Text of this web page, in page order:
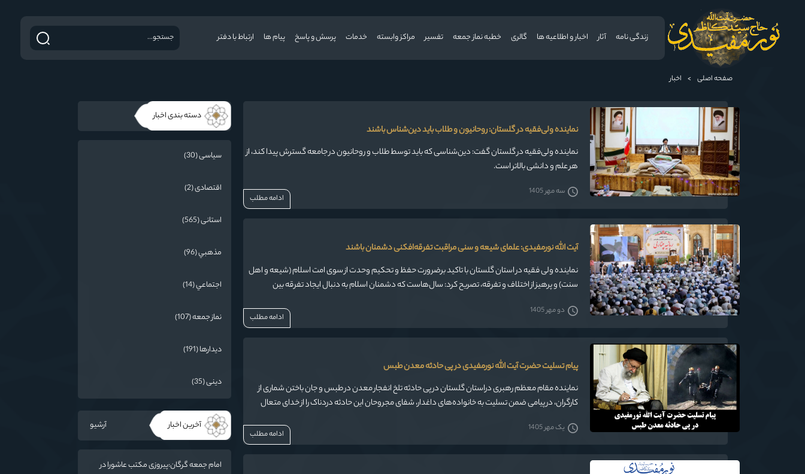
زندگی نامه آثار اخبار و اطلاعیه ها گالری خطبه نماز جمعه تفسیر مراکز وابسته خدمات پرسش و پاسخ پیام ها ارتباط با دفتر
صفحه اصلی > اخبار
نماینده ولی‌فقیه در گلستان: روحانیون و طلاب باید دین‌شناس باشند
نماینده ولی‌فقیه در گلستان گفت: دین‌شناسی که باید توسط طلاب و روحانیون در جامعه گسترش پیدا کند، از
هر علم و دانشی بالاتر است.
سه مهر 1405
ادامه مطلب
آیت الله نورمفیدی: علمای شیعه و سنی مراقبت تفرقه‌افکنی دشمنان باشند
نماینده ولی فقیه در استان گلستان با تاکید برضرورت حفظ و تحکیم وحدت از سوی امت اسلام (شیعه و اهل
سنت) و پرهیز از اختلاف و تفرقه، تصریح کرد: سال‌هاست که دشمنان اسلام به دنبال ایجاد تفرقه بین
دو مهر 1405
ادامه مطلب
پیام تسلیت حضرت آیت الله نورمفیدی در پی حادثه معدن طبس
نماینده مقام معظم رهبری دراستان گلستان در پی حادثه تلخ انفجار معدن در طبس و جان باختن شماری از
کارگران، در پیامی ضمن تسلیت به خانواده‌های داغدار، شفای مجروحان این حادثه دردناک را از خدای متعال
یک مهر 1405
ادامه مطلب
دسته بندی اخبار
سیاسی (30)
اقتصادی (2)
استانی (565)
مذهبي (96)
اجتماعي (14)
نماز جمعه (107)
دیدارها (191)
دینی (35)
آخرین اخبار آرشیو
امام جمعه گرگان:پیروزی مکتب عاشورا در